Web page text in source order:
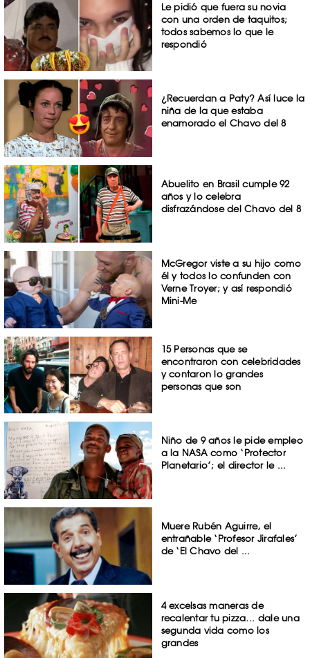
Le pidió que fuera su novia
con una orden de taquitos;
todos sabemos lo que le
respondió
¿Recuerdan a Paty? Así luce la
niña de la que estaba
enamorado el Chavo del 8
Abuelito en Brasil cumple 92
años y lo celebra
disfrazándose del Chavo del 8
McGregor viste a su hijo como
él y todos lo confunden con
Verne Troyer; y así respondió
Mini-Me
15 Personas que se
encontraron con celebridades
y contaron lo grandes
personas que son
Niño de 9 años le pide empleo
a la NASA como ‘Protector
Planetario’; el director le ...
Muere Rubén Aguirre, el
entrañable ‘Profesor Jirafales’
de ‘El Chavo del ...
4 excelsas maneras de
recalentar tu pizza… dale una
segunda vida como los
grandes